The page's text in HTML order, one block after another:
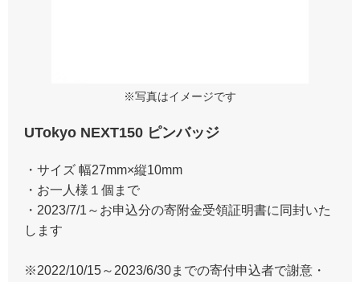
※写真はイメージです
UTokyo NEXT150 ピンバッジ
・サイズ 幅27mm×縦10mm
・お一人様１個まで
・2023/7/1～お申込分の寄附金受領証明書に同封いた
します
※2022/10/15～2023/6/30までの寄付申込者で謝意・